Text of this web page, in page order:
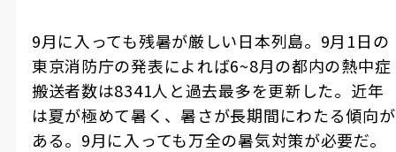
9月に入っても残暑が厳しい日本列島。 9月 1日の
東京消防庁の発表によれば6~8月の都内の熱中症
搬送者数は8341人と過去最多を更新した。近年
は夏が極めて暑く、暑さが長期間にわたる傾向が
ある。 9月に入っても万全の暑気対策が必要だ。